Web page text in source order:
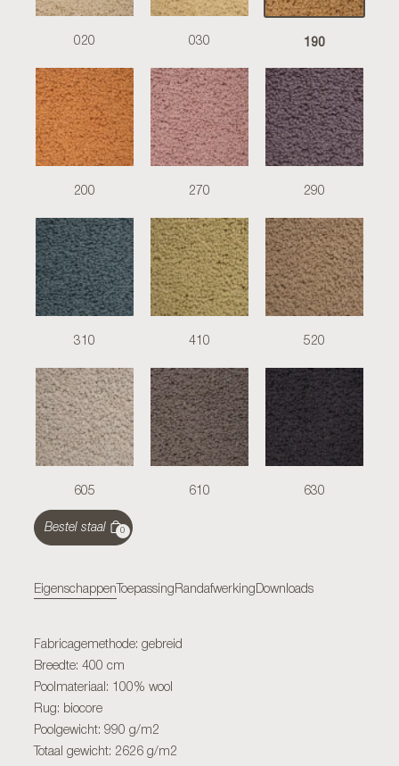
020 030 190
200 270 290
310 410 520
605 610 630
Bestel staal 0
Eigenschappen Toepassing Randafwerking Downloads
Fabricagemethode: gebreid
Breedte: 400 cm
Poolmateriaal: 100% wool
Rug: biocore
Poolgewicht: 990 g/m2
Totaal gewicht: 2626 g/m2